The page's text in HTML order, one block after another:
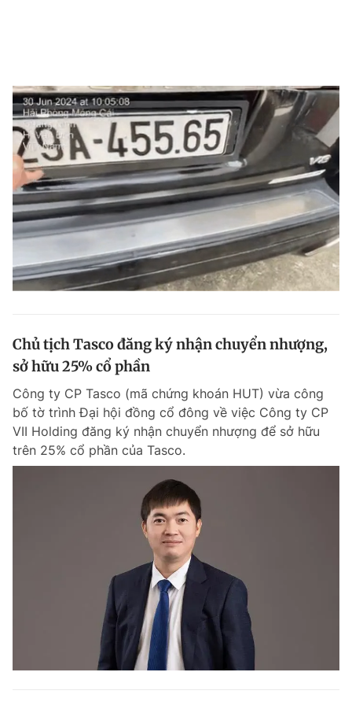
Chủ tịch Tasco đăng ký nhận chuyển nhượng,
sở hữu 25% cổ phần
Công ty CP Tasco (mã chứng khoán HUT) vừa công
bố tờ trình Đại hội đồng cổ đông về việc Công ty CP
VII Holding đăng ký nhận chuyển nhượng để sở hữu
trên 25% cổ phần của Tasco.